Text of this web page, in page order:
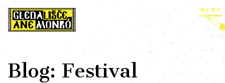
menu
Blog: Festival